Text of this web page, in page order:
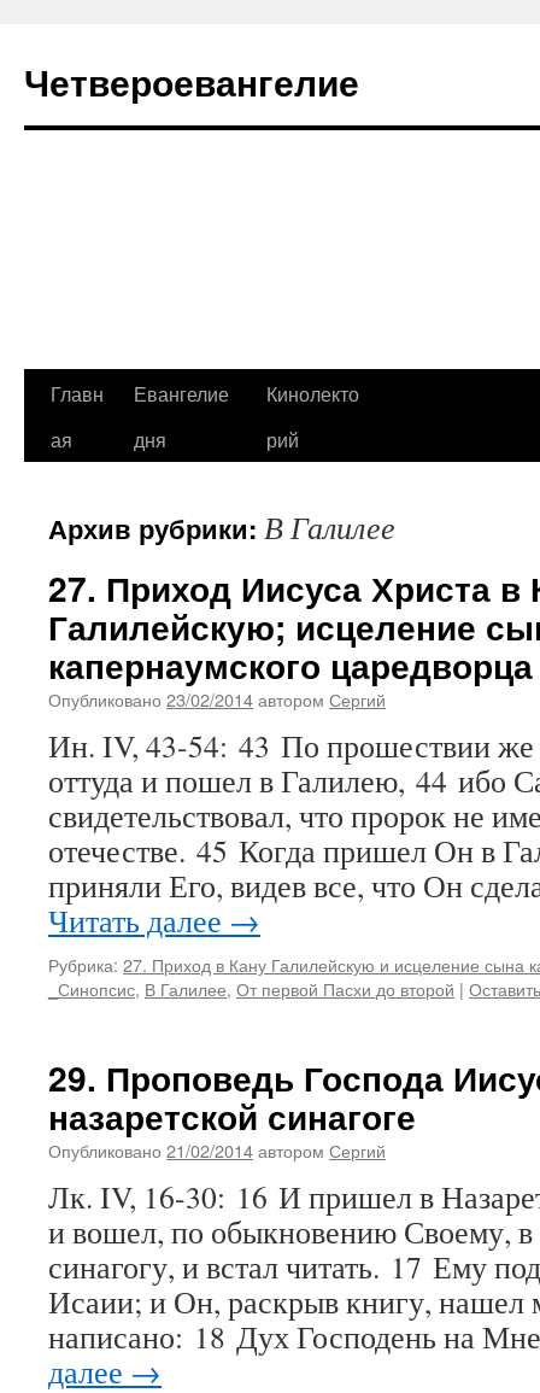
Четвероевангелие
Перейти
Главн
ая
Евангелие
дня
Кинолекто
рий
Архив рубрики: В Галилее
27. Приход Иисуса Христа в
Галилейскую; исцеление
капернаумского царедворца
Опубликовано 23/02/2014автором Сергий
Ин. IV, 43-54: 43 По прошествии
оттуда и пошел в Галилею, 44 ибо
свидетельствовал, что пророк не
отечестве. 45 Когда пришел Он в
приняли Его, видев все, что Он
Читать далее →
Рубрика: 27. Приход в Кану Галилейскую и исцеление сына
_Синопсис, В Галилее, От первой Пасхи до второй |
29. Проповедь Господа
назаретской синагоге
Опубликовано 21/02/2014автором Сергий
Лк. IV, 16-30: 16 И пришел в
и вошел, по обыкновению Своему, в
синагогу, и встал читать. 17 Ему
Исаии; и Он, раскрыв книгу, нашел
написано: 18 Дух Господень на
далее →